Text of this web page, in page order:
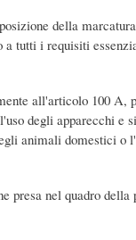
della
a tutti i requisiti
all'articolo 100
degli apparecchi e
animali domestici o
presa nel quadro